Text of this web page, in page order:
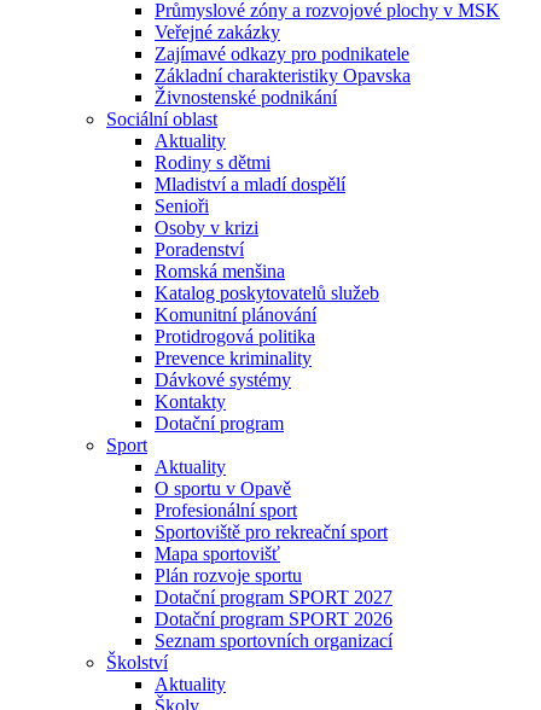
Průmyslové zóny a rozvojové plochy v MSK
Veřejné zakázky
Zajímavé odkazy pro podnikatele
Základní charakteristiky Opavska
Živnostenské podnikání
Sociální oblast
Aktuality
Rodiny s dětmi
Mladiství a mladí dospělí
Senioři
Osoby v krizi
Poradenství
Romská menšina
Katalog poskytovatelů služeb
Komunitní plánování
Protidrogová politika
Prevence kriminality
Dávkové systémy
Kontakty
Dotační program
Sport
Aktuality
O sportu v Opavě
Profesionální sport
Sportoviště pro rekreační sport
Mapa sportovišť
Plán rozvoje sportu
Dotační program SPORT 2027
Dotační program SPORT 2026
Seznam sportovních organizací
Školství
Aktuality